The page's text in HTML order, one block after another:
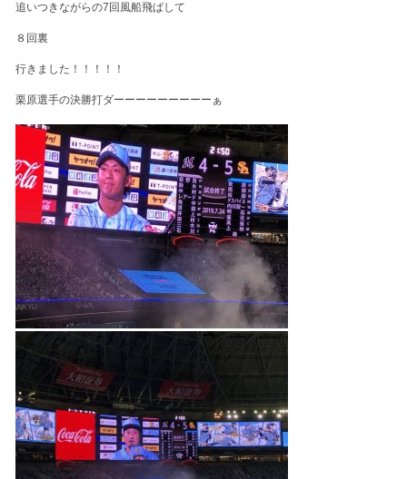
追いつきながらの7回風船飛ばして
８回裏
行きました！！！！！
栗原選手の決勝打ダーーーーーーーーーぁ